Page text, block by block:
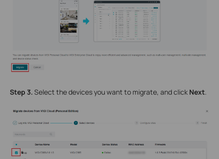
Step 3. Select the devices you want to migrate, and click Next.